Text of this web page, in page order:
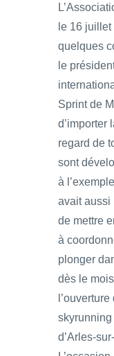
le 16
quelques
le
Sprint de
d’importer
regard de
sont
à
avait aussi
de mettre
à
plonger
dès le
skyrunning
d’Arles-